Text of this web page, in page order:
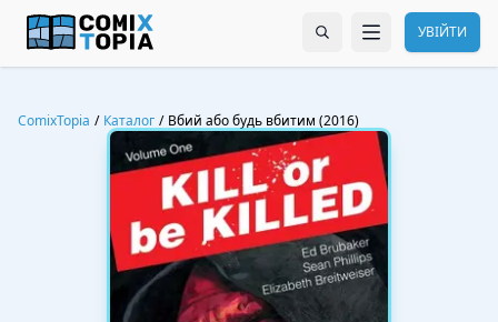
УВІЙТИ
ComixTopia / Каталог / Вбий або будь вбитим (2016)